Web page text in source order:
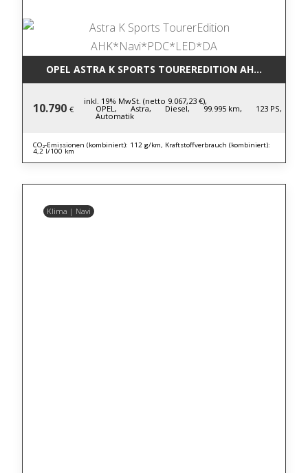
OPEL ASTRA K SPORTS TOUREREDITION
10.790 €
inkl. 19% MwSt. (netto 9.067,23 €),
OPEL, Astra, Diesel, 99.995 km, 123 PS,
Automatik
CO₂-Emissionen (kombiniert): 112 g/km, Kraftstoffverbrauch (kombiniert):
4,2 l/100 km
Klima | Navi